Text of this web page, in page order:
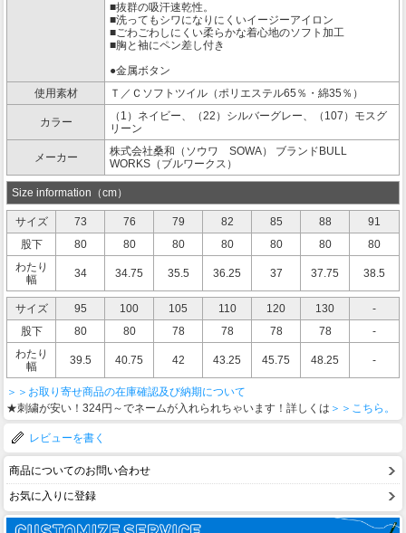
■抜群の吸汗速乾性。
■洗ってもシワになりにくいイージーアイロン
■ごわごわしにくい柔らかな着心地のソフト加工
■胸と袖にペン差し付き
●金属ボタン
使用素材
Ｔ／Ｃソフトツイル（ポリエステル65％・綿35％）
カラー
（1）ネイビー、（22）シルバーグレー、（107）モスグ
リーン
メーカー
株式会社桑和（ソウワ SOWA） ブランドBULL
WORKS（ブルワークス）
Size information（cm）
サイズ 73 76 79 82 85 88
91
股下
80 80 80 80 80 80
80
わたり
幅
34 34.75 35.5 36.25 37 37.75 38.5
サイズ 95 100 105 110 120 130
-
股下
80 80 78 78 78 78
-
わたり
幅
39.5 40.75 42 43.25 45.75 48.25 -
＞＞お取り寄せ商品の在庫確認及び納期について
★刺繍が安い！324円～でネームが入れられちゃいます！詳しくは ＞＞こちら。
レビューを書く
商品についてのお問い合わせ
お気に入りに登録